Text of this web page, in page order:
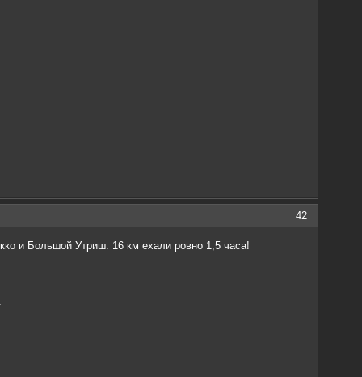
42
и Большой Утриш. 16 км ехали ровно 1,5 часа!